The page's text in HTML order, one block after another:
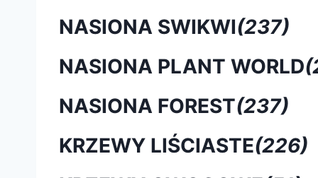
NASIONA SWIKWI(237)
NASIONA PLANT WORLD
NASIONA FOREST(237)
KRZEWY LIŚCIASTE(226)